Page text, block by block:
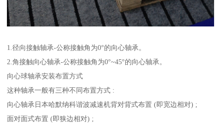
1.径向接触轴承-公称接触角为0°的向心轴承。
2.角接触向心轴承-公称接触角为0°~45°的向心轴承。
向心球轴承安装布置方式
这种轴承一般有三种不同布置方式 :
向心轴承日本哈默纳科谐波减速机背对背式布置 (即宽边相对) ;
面对面式布置 (即狭边相对) ;